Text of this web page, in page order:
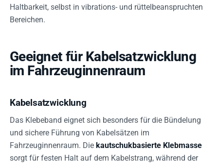
Haltbarkeit, selbst in vibrations- und rüttelbeanspruchten
Bereichen.
Geeignet für Kabelsatzwicklung
im Fahrzeuginnenraum
Kabelsatzwicklung
Das Klebeband eignet sich besonders für die Bündelung
und sichere Führung von Kabelsätzen im
Fahrzeuginnenraum. Die kautschukbasierte Klebmasse
sorgt für festen Halt auf dem Kabelstrang, während der